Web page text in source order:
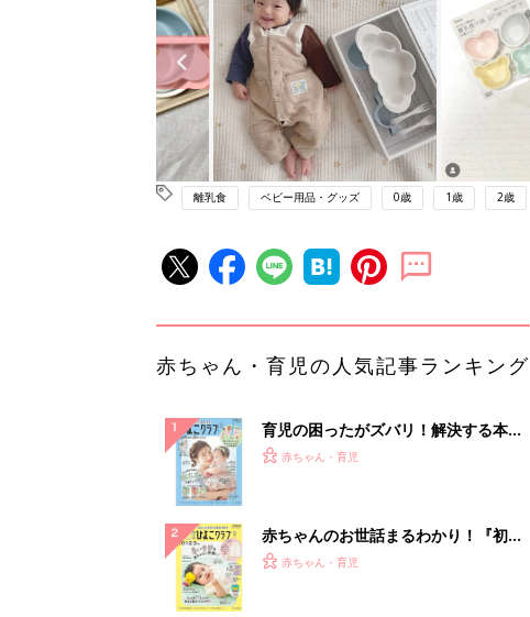
離乳食 ベビー用品・グッズ 0歳 1歳 2歳
赤ちゃん・育児の人気記事ランキング
育児の困ったがズバリ！解決する本
『ひよこクラブ 夏号』 4カ月～2才
赤ちゃん・育児
赤ちゃんのお世話まるわかり！『初め
てのひよこクラブ 夏号』〈巻頭大特
赤ちゃん・育児